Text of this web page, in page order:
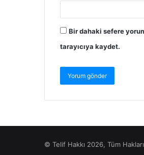
Bir dahaki sefere
tarayıcıya kaydet.
© Telif Hakkı 2026, Tüm Hakları